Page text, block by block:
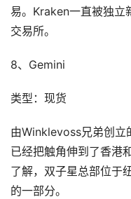
易。Kraken一直被独立
交易所。
8、Gemini
类型：现货
由Winklevoss兄弟创立
已经把触角伸到了香港
了解，双子星总部位于
的一部分。